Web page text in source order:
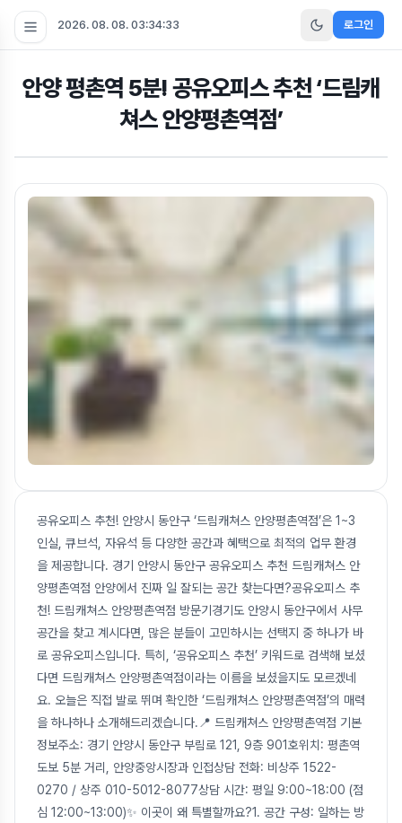
2026. 08. 08. 03:34:35 로그인
안양 평촌역 5분! 공유오피스 추천 ‘드림캐
쳐스 안양평촌역점’
공유오피스 추천! 안양시 동안구 ‘드림캐쳐스 안양평촌역점’은 1~3
인실, 큐브석, 자유석 등 다양한 공간과 혜택으로 최적의 업무 환경
을 제공합니다. 경기 안양시 동안구 공유오피스 추천 드림캐쳐스 안
양평촌역점 안양에서 진짜 일 잘되는 공간 찾는다면?공유오피스 추
천! 드림캐쳐스 안양평촌역점 방문기경기도 안양시 동안구에서 사무
공간을 찾고 계시다면, 많은 분들이 고민하시는 선택지 중 하나가 바
로 공유오피스입니다. 특히, ‘공유오피스 추천’ 키워드로 검색해 보셨
다면 드림캐쳐스 안양평촌역점이라는 이름을 보셨을지도 모르겠네
요. 오늘은 직접 발로 뛰며 확인한 ‘드림캐쳐스 안양평촌역점’의 매력
을 하나하나 소개해드리겠습니다.📍 드림캐쳐스 안양평촌역점 기본
정보주소: 경기 안양시 동안구 부림로 121, 9층 901호위치: 평촌역
도보 5분 거리, 안양중앙시장과 인접상담 전화: 비상주 1522-
0270 / 상주 010-5012-8077상담 시간: 평일 9:00~18:00 (점
심 12:00~13:00)✨ 이곳이 왜 특별할까요?1. 공간 구성: 일하는 방